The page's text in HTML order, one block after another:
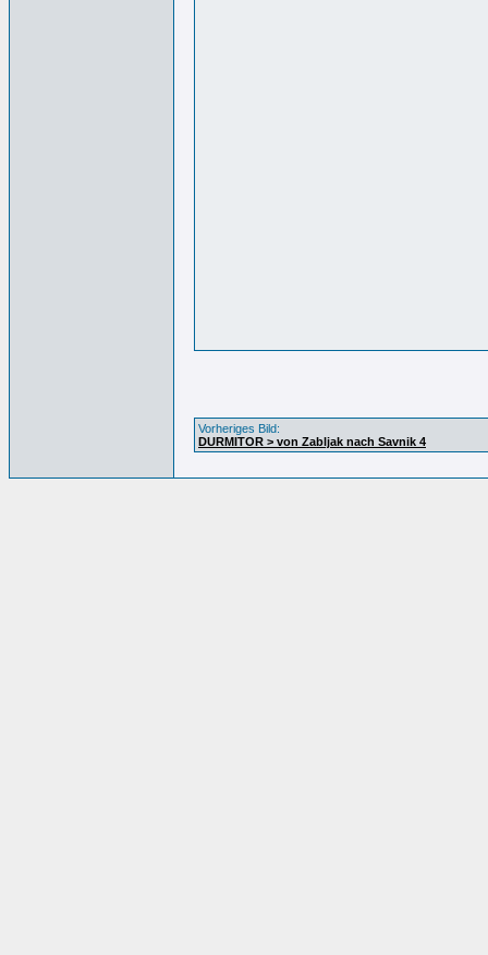
Vorheriges Bild:
DURMITOR > von Zabljak nach Savnik 4